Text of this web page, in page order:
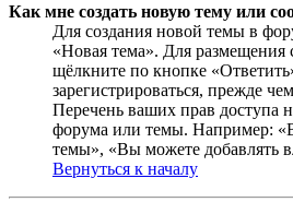
Как мне создать новую тему или
Для создания новой темы в
«Новая тема». Для размещения
щёлкните по кнопке
зарегистрироваться, прежде
Перечень ваших прав доступа
форума или темы. Например:
темы», «Вы можете добавлять
Вернуться к началу